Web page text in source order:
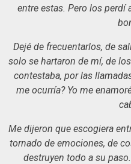
entre estas. Pero los perdí
Dejé de frecuentarlos, de
solo se hartaron de mí, de
contestaba, por las
me ocurría? Yo me
Me dijeron que escogiera
tornado de emociones, de
destruyen todo a su